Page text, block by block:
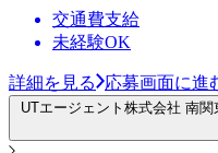
交通費支給
未経験OK
詳細を見る 応募画面に進
UTエージェント株式会社 南